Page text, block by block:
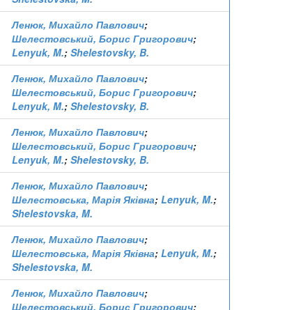
Ленюк, Михайло Павлович;
Шелестовський, Борис Григорович;
Lenyuk, M.; Shelestovsky, B.
Ленюк, Михайло Павлович;
Шелестовський, Борис Григорович;
Lenyuk, M.; Shelestovsky, B.
Ленюк, Михайло Павлович;
Шелестовський, Борис Григорович;
Lenyuk, M.; Shelestovsky, B.
Ленюк, Михайло Павлович;
Шелестовська, Марія Яківна; Lenyuk, M.;
Shelestovska, M.
Ленюк, Михайло Павлович;
Шелестовська, Марія Яківна; Lenyuk, M.;
Shelestovska, M.
Ленюк, Михайло Павлович;
Шелестовський, Борис Григорович;